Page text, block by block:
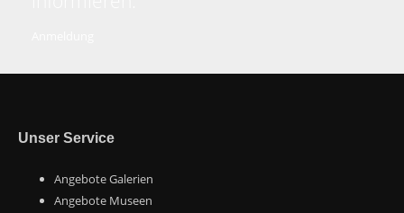
Unser Service
Angebote Galerien
Angebote Museen